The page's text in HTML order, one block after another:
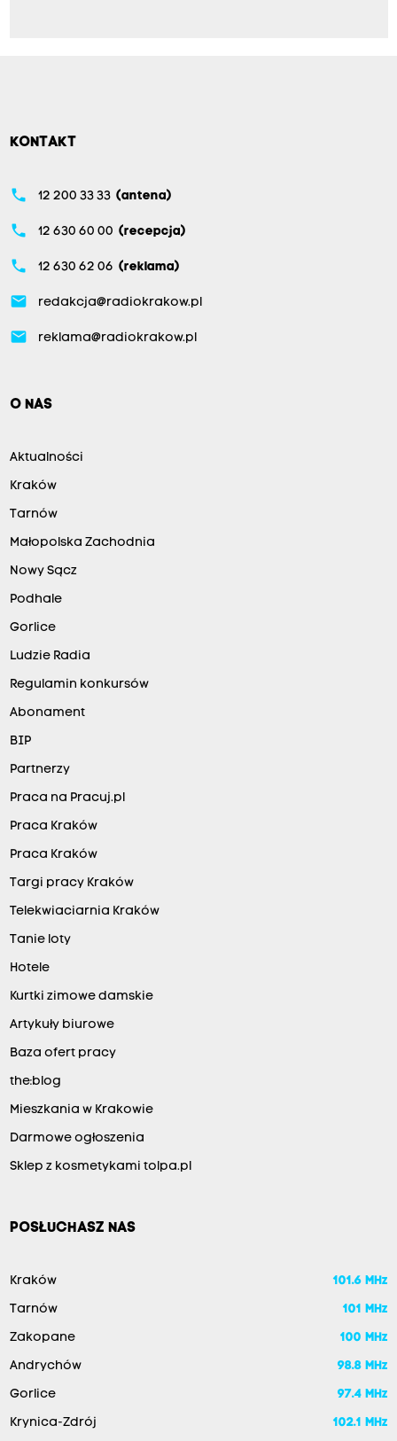
KONTAKT
phone 12 200 33 33 (antena)
phone 12 630 60 00 (recepcja)
phone 12 630 62 06 (reklama)
email redakcja@radiokrakow.pl
email reklama@radiokrakow.pl
O NAS
Aktualności
Kraków
Tarnów
Małopolska Zachodnia
Nowy Sącz
Podhale
Gorlice
Ludzie Radia
Regulamin konkursów
Abonament
BIP
Partnerzy
Praca na Pracuj.pl
Praca Kraków
Praca Kraków
Targi pracy Kraków
Telekwiaciarnia Kraków
Tanie loty
Hotele
Kurtki zimowe damskie
Artykuły biurowe
Baza ofert pracy
the:blog
Mieszkania w Krakowie
Darmowe ogłoszenia
Sklep z kosmetykami tolpa.pl
POSŁUCHASZ NAS
Kraków 101.6 MHz
Tarnów 101 MHz
Zakopane 100 MHz
Andrychów 98.8 MHz
Gorlice 97.4 MHz
Krynica-Zdrój 102.1 MHz